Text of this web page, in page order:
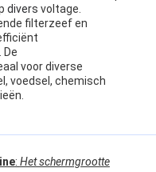
divers voltage.
filterzeef en
voor diverse
voedsel, chemisch
: Het schermgrootte